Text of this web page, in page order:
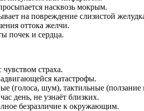
насквозь мокрым.
на повреждение слизистой
оттока желчи.
почек и сердца.
страха.
катастрофы.
(голоса, шум), тактильные (ползание
день, не узнаёт близких.
безразличие к окружающим.